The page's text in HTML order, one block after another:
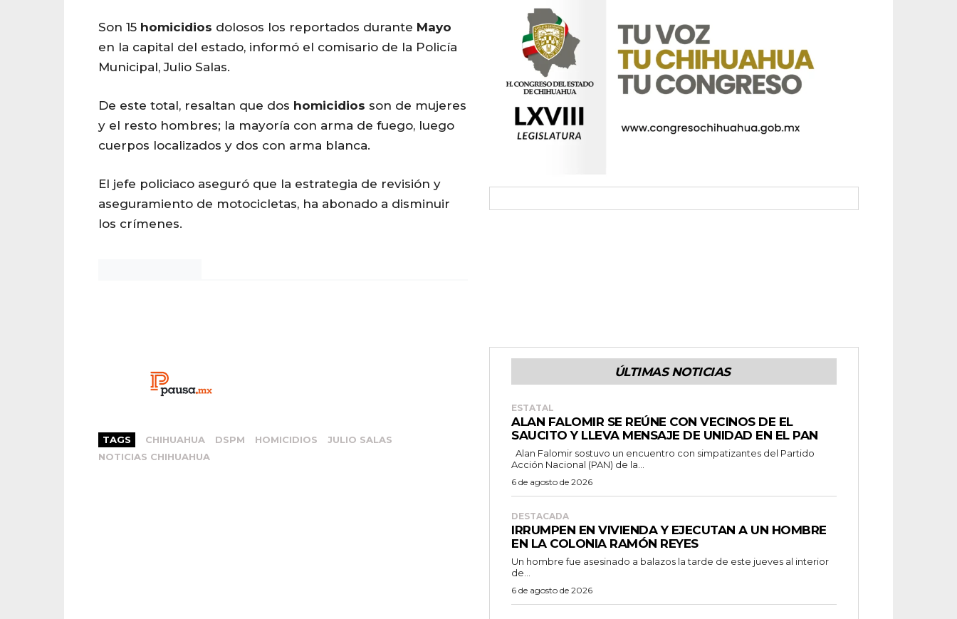
Son 15 homicidios dolosos los reportados durante Mayo
en la capital del estado, informó el comisario de la Policía
Municipal, Julio Salas.
De este total, resaltan que dos homicidios son de mujeres
y el resto hombres; la mayoría con arma de fuego, luego
cuerpos localizados y dos con arma blanca.
El jefe policiaco aseguró que la estrategia de revisión y
aseguramiento de motocicletas, ha abonado a disminuir
los crímenes.
TAGS CHIHUAHUA DSPM HOMICIDIOS
JULIO SALAS
NOTICIAS CHIHUAHUA
ÚLTIMAS NOTICIAS
ESTATAL
ALAN FALOMIR SE REÚNE CON VECINOS DE EL
SAUCITO Y LLEVA MENSAJE DE UNIDAD EN EL PAN
Acción Nacional (PAN) de la...
6 de agosto de 2026
DESTACADA
IRRUMPEN EN VIVIENDA Y EJECUTAN A UN HOMBRE
EN LA COLONIA RAMÓN REYES
Un hombre fue asesinado a balazos la tarde de este jueves al interior
de...
6 de agosto de 2026